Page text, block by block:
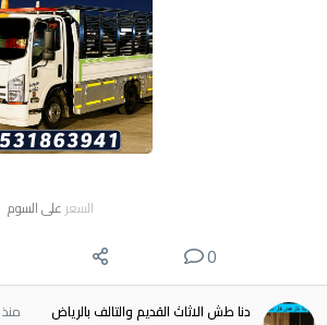
السعر على السوم
0
دنا طش الاثاث القديم والتالف بالرياض منذ 6 ساعات